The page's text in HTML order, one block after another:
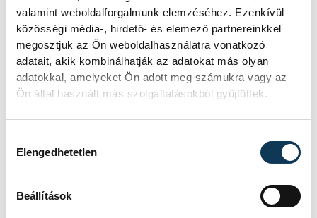
valamint weboldalforgalmunk elemzéséhez. Ezenkívül
közösségi média-, hirdető- és elemező partnereinkkel
megosztjuk az Ön weboldalhasználatra vonatkozó
adatait, akik kombinálhatják az adatokat más olyan
adatokkal, amelyeket Ön adott meg számukra vagy az
Ön által használt más szolgáltatásokból gyűjtöttek.
Elengedhetetlen
Beállítások
leértékeléséről beszélt a
kormánypártok választási
vereségével összefüggésben
Navracsics Tibor leköszönő
közigazgatási és területfejlesztési
miniszter a Mandinernek adott,
KULTÚRA